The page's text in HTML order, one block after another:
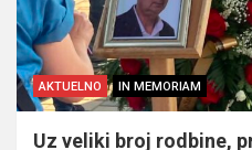
AKTUELNO IN MEMORIAM
Uz veliki broj rodbine,